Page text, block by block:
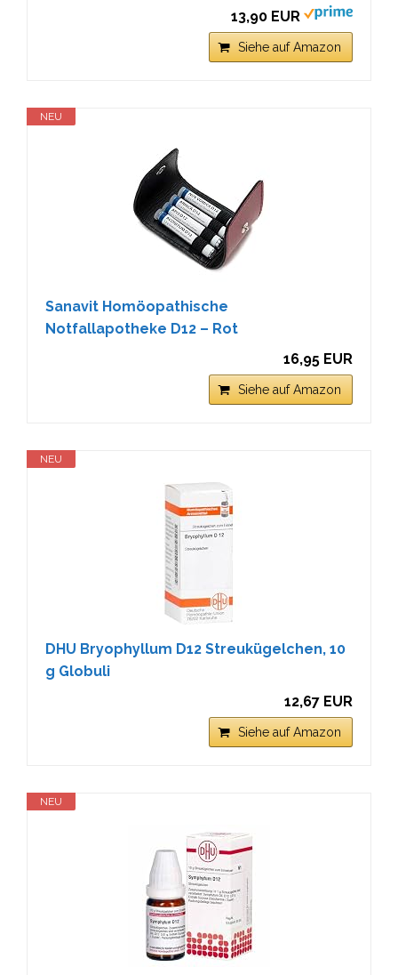
13,90 EUR
Siehe auf Amazon
NEU
Sanavit Homöopathische
Notfallapotheke D12 – Rot
16,95 EUR
Siehe auf Amazon
NEU
DHU Bryophyllum D12 Streukügelchen, 10
g Globuli
12,67 EUR
Siehe auf Amazon
NEU